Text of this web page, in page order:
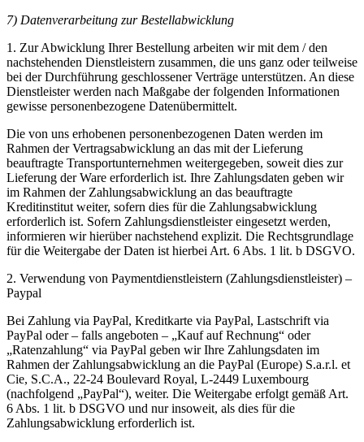
7) Datenverarbeitung zur Bestellabwicklung
1. Zur Abwicklung Ihrer Bestellung arbeiten wir mit dem / den
nachstehenden Dienstleistern zusammen, die uns ganz oder teilweise
bei der Durchführung geschlossener Verträge unterstützen. An diese
Dienstleister werden nach Maßgabe der folgenden Informationen
gewisse personenbezogene Datenübermittelt.
Die von uns erhobenen personenbezogenen Daten werden im
Rahmen der Vertragsabwicklung an das mit der Lieferung
beauftragte Transportunternehmen weitergegeben, soweit dies zur
Lieferung der Ware erforderlich ist. Ihre Zahlungsdaten geben wir
im Rahmen der Zahlungsabwicklung an das beauftragte
Kreditinstitut weiter, sofern dies für die Zahlungsabwicklung
erforderlich ist. Sofern Zahlungsdienstleister eingesetzt werden,
informieren wir hierüber nachstehend explizit. Die Rechtsgrundlage
für die Weitergabe der Daten ist hierbei Art. 6 Abs. 1 lit. b DSGVO.
2. Verwendung von Paymentdienstleistern (Zahlungsdienstleister) –
Paypal
Bei Zahlung via PayPal, Kreditkarte via PayPal, Lastschrift via
PayPal oder – falls angeboten – „Kauf auf Rechnung“ oder
„Ratenzahlung“ via PayPal geben wir Ihre Zahlungsdaten im
Rahmen der Zahlungsabwicklung an die PayPal (Europe) S.a.r.l. et
Cie, S.C.A., 22-24 Boulevard Royal, L-2449 Luxembourg
(nachfolgend „PayPal“), weiter. Die Weitergabe erfolgt gemäß Art.
6 Abs. 1 lit. b DSGVO und nur insoweit, als dies für die
Zahlungsabwicklung erforderlich ist.